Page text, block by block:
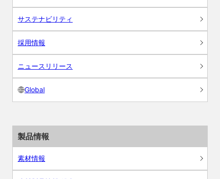
サステナビリティ
採用情報
ニュースリリース
Global
製品情報
素材情報